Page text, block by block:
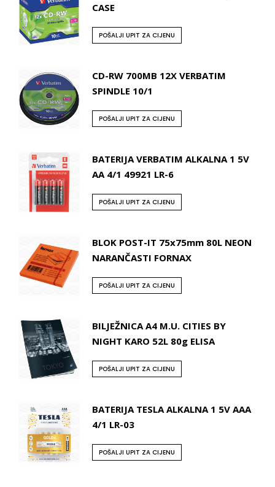
CASE
POŠALJI UPIT ZA CIJENU
CD-RW 700MB 12X VERBATIM
SPINDLE 10/1
POŠALJI UPIT ZA CIJENU
BATERIJA VERBATIM ALKALNA 1 5V
AA 4/1 49921 LR-6
POŠALJI UPIT ZA CIJENU
BLOK POST-IT 75x75mm 80L NEON
NARANČASTI FORNAX
POŠALJI UPIT ZA CIJENU
BILJEŽNICA A4 M.U. CITIES BY
NIGHT KARO 52L 80g ELISA
POŠALJI UPIT ZA CIJENU
BATERIJA TESLA ALKALNA 1 5V AAA
4/1 LR-03
POŠALJI UPIT ZA CIJENU